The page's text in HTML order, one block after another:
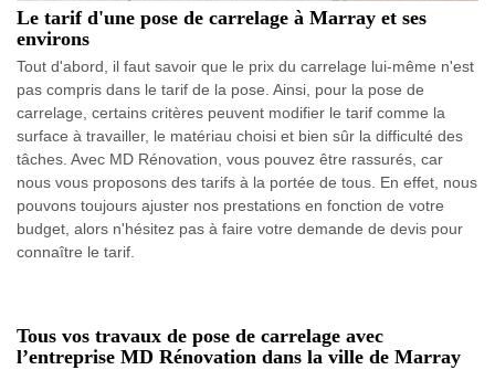
Le tarif d'une pose de carrelage à Marray et ses
environs
Tout d'abord, il faut savoir que le prix du carrelage lui-même n'est
pas compris dans le tarif de la pose. Ainsi, pour la pose de
carrelage, certains critères peuvent modifier le tarif comme la
surface à travailler, le matériau choisi et bien sûr la difficulté des
tâches. Avec MD Rénovation, vous pouvez être rassurés, car
nous vous proposons des tarifs à la portée de tous. En effet, nous
pouvons toujours ajuster nos prestations en fonction de votre
budget, alors n'hésitez pas à faire votre demande de devis pour
connaître le tarif.
Tous vos travaux de pose de carrelage avec
l’entreprise MD Rénovation dans la ville de Marray